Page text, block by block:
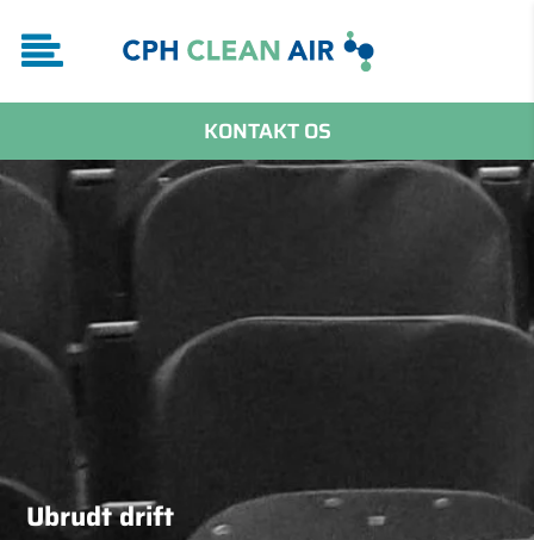
KONTAKT OS
Ubrudt drift